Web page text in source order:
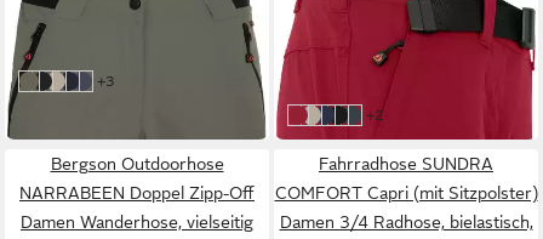
Outdoorhose VIDAA
COMFORT Zipp-Off Damen
Wanderhose, leicht,
strapazierfähig,
129,95 €
grau/grün
schwarz
beigeNacht blau
grau/blau
weitere Farben:
+3
Outdoorhose BARLEE Capri
(slim) Damen 3/4
Wanderhose, vielseitig,
pflegeleicht, Normalgrößen,
dunkelr
54,99 € 89,95 €
dunkelrot
beige
peacoat blau
schwarz
dunkel grau
weitere Farben:
+2
Bergson Outdoorhose
NARRABEEN Doppel Zipp-Off
Damen Wanderhose, vielseitig
Fahrradhose SUNDRA
COMFORT Capri (mit Sitzpolster)
Damen 3/4 Radhose, bielastisch,